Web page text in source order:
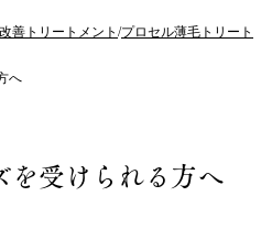
善トリートメント /プロセル薄毛トリート
へ
を受けられる方へ